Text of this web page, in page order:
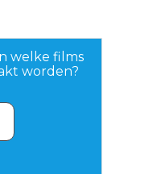
welke films
worden?